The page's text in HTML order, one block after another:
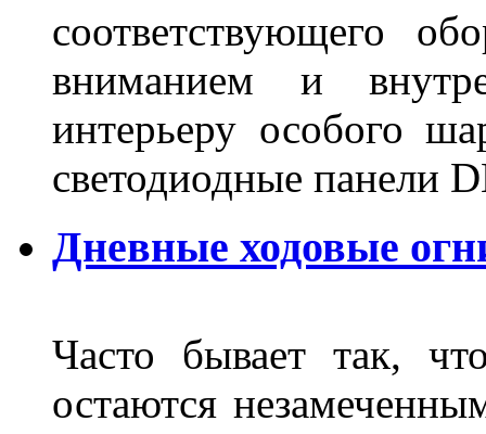
соответствующего
вниманием и
интерьеру особого
светодиодные панели
Дневные ходовые
Часто бывает так,
остаются